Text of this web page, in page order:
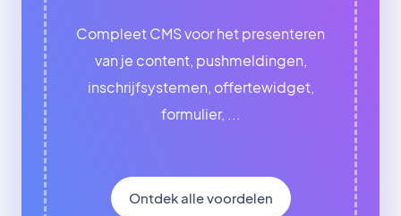
Compleet CMS voor het presenteren
van je content, pushmeldingen,
inschrijfsystemen, offertewidget,
formulier, ...
Ontdek alle voordelen